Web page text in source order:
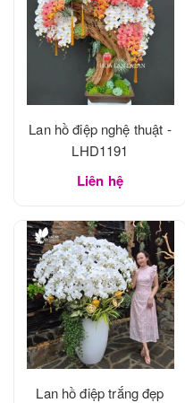
Lan hồ điệp nghệ thuật -
LHD1191
Liên hệ
Lan hồ điệp trắng đẹp